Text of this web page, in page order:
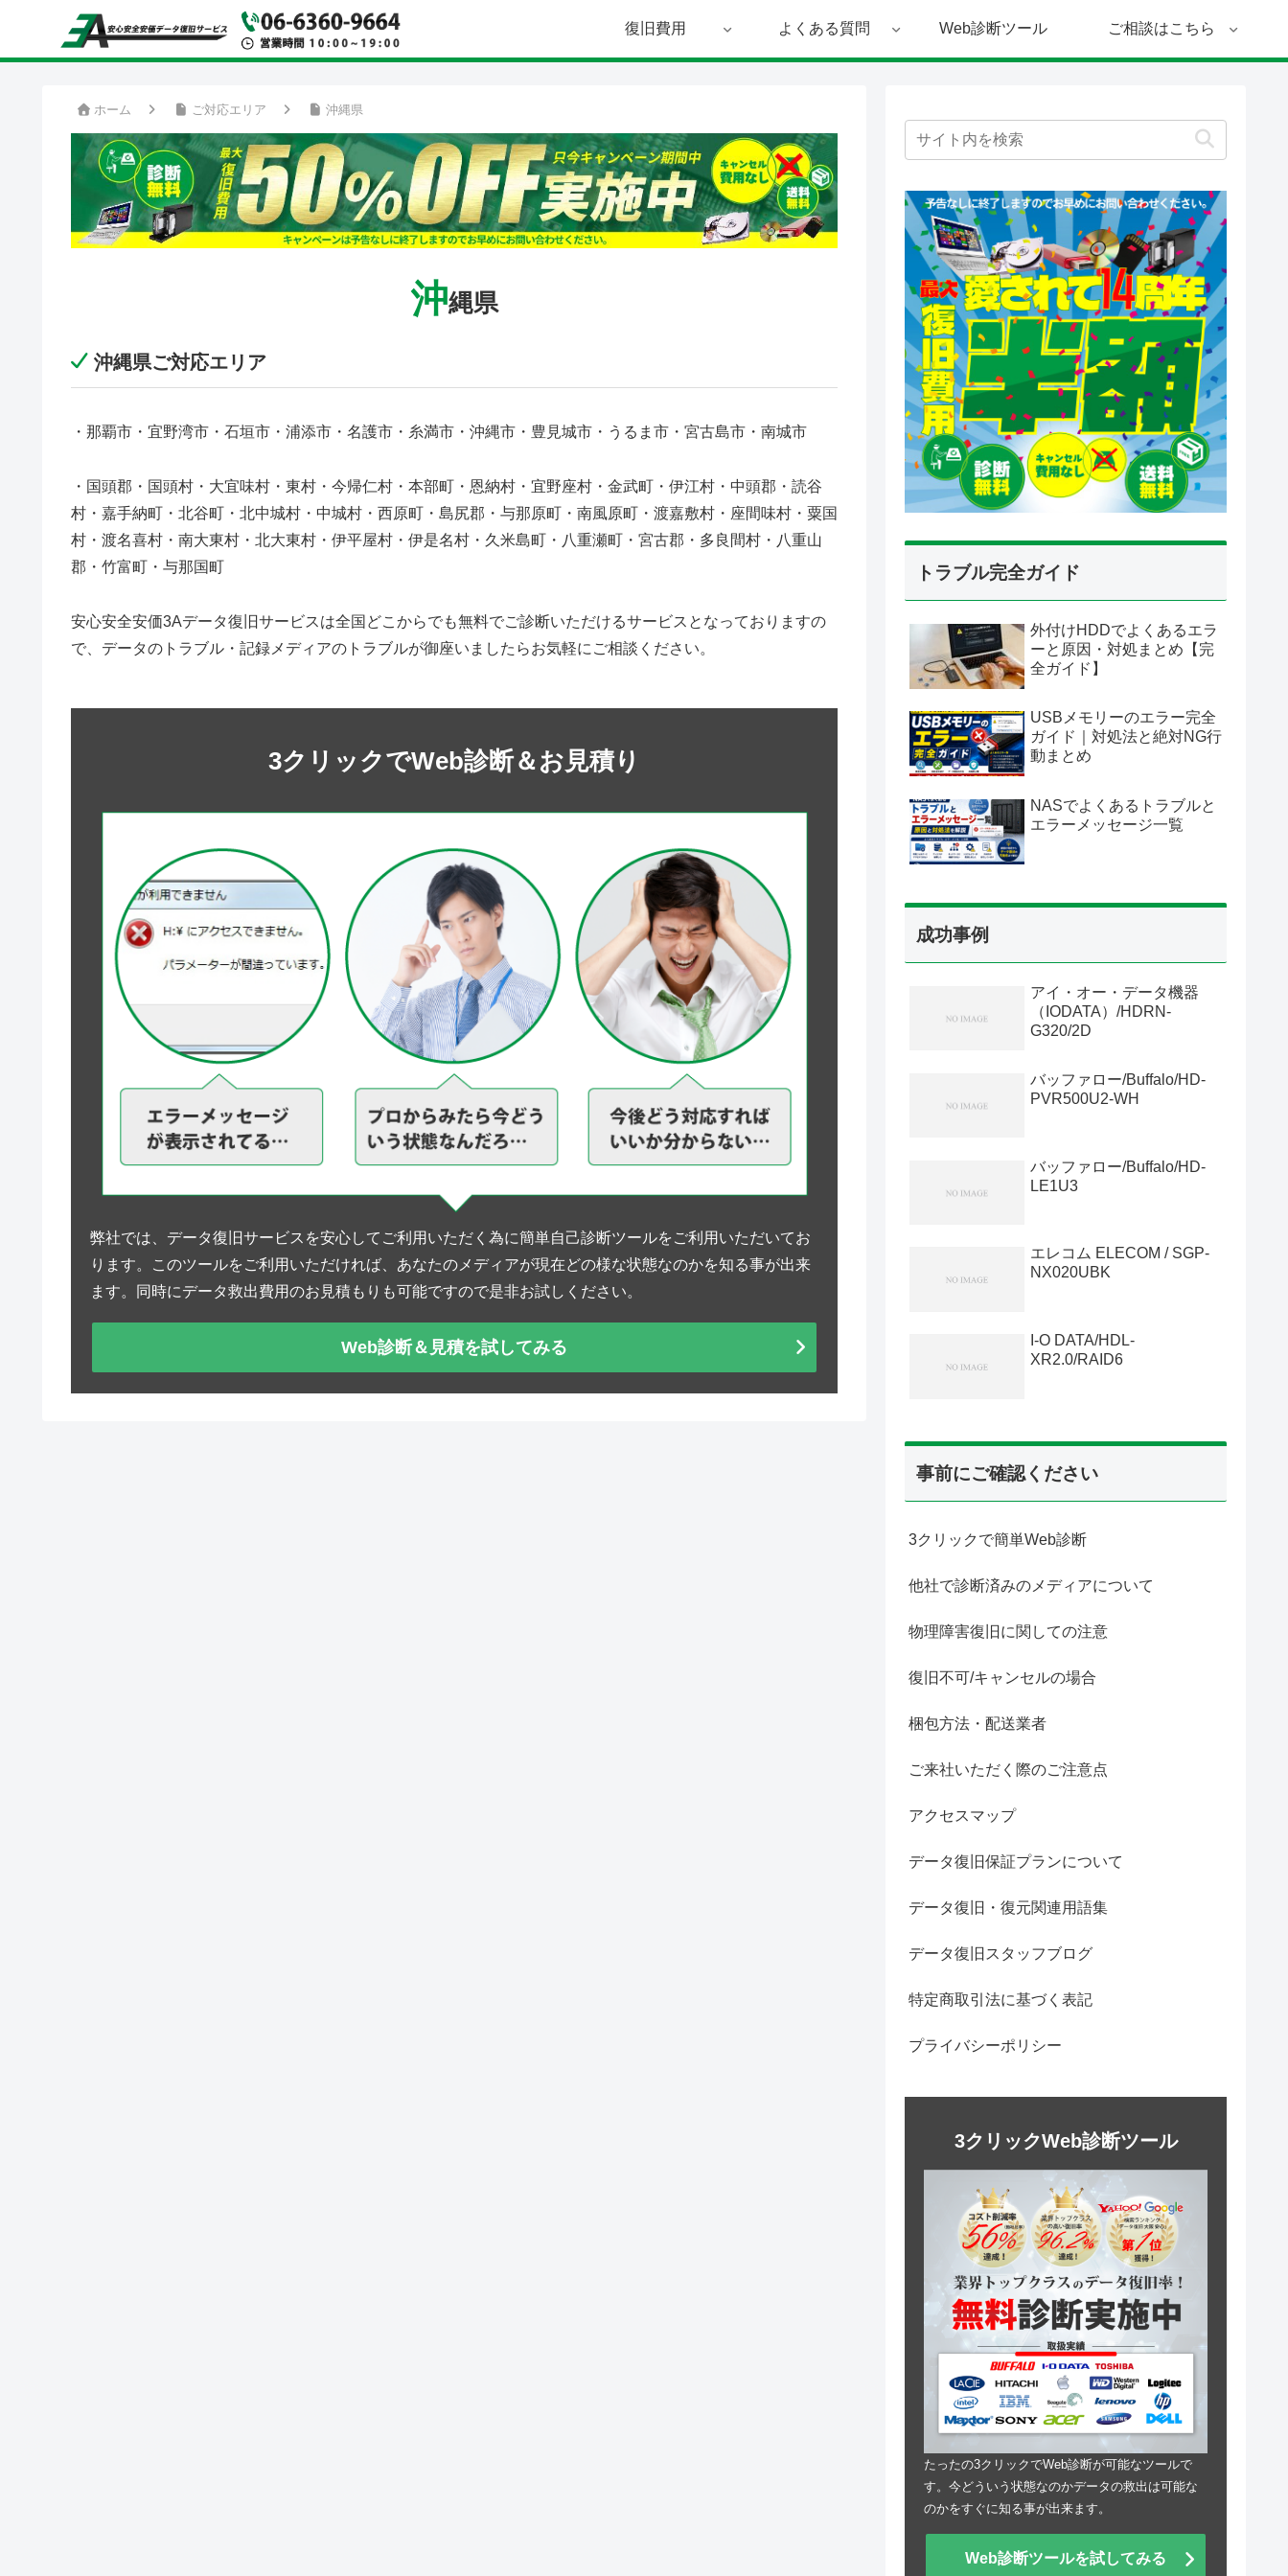
復旧費用 よくある質問 Web診断ツール ご相談はこちら
ホーム ご対応エリア 沖縄県
沖縄県
沖縄県ご対応エリア
・那覇市・宜野湾市・石垣市・浦添市・名護市・糸満市・沖縄市・豊見城市・うるま市・宮古島市・南城市
・国頭郡・国頭村・大宜味村・東村・今帰仁村・本部町・恩納村・宜野座村・金武町・伊江村・中頭郡・読谷
村・嘉手納町・北谷町・北中城村・中城村・西原町・島尻郡・与那原町・南風原町・渡嘉敷村・座間味村・粟国
村・渡名喜村・南大東村・北大東村・伊平屋村・伊是名村・久米島町・八重瀬町・宮古郡・多良間村・八重山
郡・竹富町・与那国町
安心安全安価3Aデータ復旧サービスは全国どこからでも無料でご診断いただけるサービスとなっておりますの
で、データのトラブル・記録メディアのトラブルが御座いましたらお気軽にご相談ください。
3クリックでWeb診断＆お見積り
弊社では、データ復旧サービスを安心してご利用いただく為に簡単自己診断ツールをご利用いただいてお
ります。このツールをご利用いただければ、あなたのメディアが現在どの様な状態なのかを知る事が出来
ます。同時にデータ救出費用のお見積もりも可能ですので是非お試しください。
Web診断＆見積を試してみる
トラブル完全ガイド
外付けHDDでよくあるエラ
ーと原因・対処まとめ【完
全ガイド】
USBメモリーのエラー完全
ガイド｜対処法と絶対NG行
動まとめ
NASでよくあるトラブルと
エラーメッセージ一覧
成功事例
アイ・オー・データ機器
（IODATA）/HDRN-
G320/2D
バッファロー/Buffalo/HD-
PVR500U2-WH
バッファロー/Buffalo/HD-
LE1U3
エレコム ELECOM / SGP-
NX020UBK
I-O DATA/HDL-
XR2.0/RAID6
事前にご確認ください
3クリックで簡単Web診断
他社で診断済みのメディアについて
物理障害復旧に関しての注意
復旧不可/キャンセルの場合
梱包方法・配送業者
ご来社いただく際のご注意点
アクセスマップ
データ復旧保証プランについて
データ復旧・復元関連用語集
データ復旧スタッフブログ
特定商取引法に基づく表記
プライバシーポリシー
3クリックWeb診断ツール
たったの3クリックでWeb診断が可能なツールで
す。今どういう状態なのかデータの救出は可能な
のかをすぐに知る事が出来ます。
Web診断ツールを試してみる